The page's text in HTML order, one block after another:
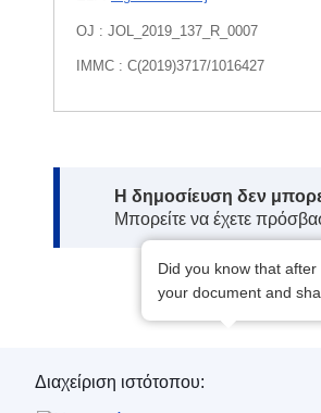
OJ : JOL_2019_137_R_0007
IMMC : C(2019)3717/1016427
Note:
Η δημοσίευση δεν
Μπορείτε να έχετε
Did you know that
your document and
Διαχείριση ιστότοπου: